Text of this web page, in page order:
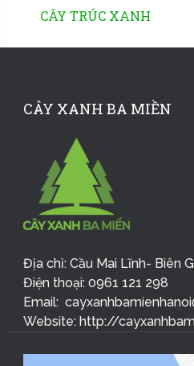
CÂY TRÚC XANH
CÂY XANH BA MIỀN
Địa chỉ: Cầu Mai Lĩnh- Biên
Điện thoại: 0961 121 298
Email:
Website: http://